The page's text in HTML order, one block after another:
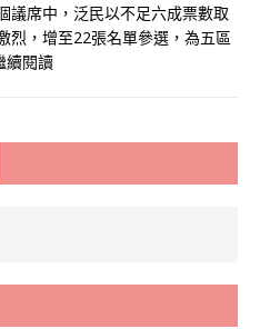
議席中，泛民以不足六成票數取
烈，增至22張名單參選，為五區
續閱讀